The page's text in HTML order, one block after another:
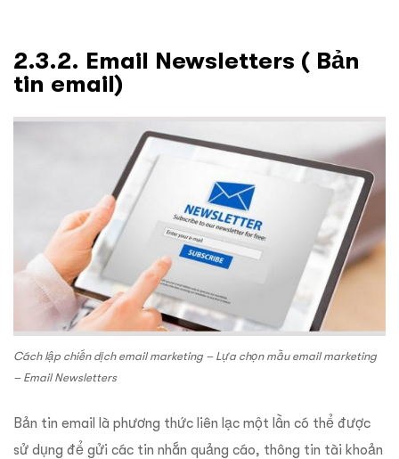
2.3.2. Email Newsletters ( Bản
tin email)
Cách lập chiến dịch email marketing – Lựa chọn mẫu email marketing
– Email Newsletters
Bản tin email là phương thức liên lạc một lần có thể được
sử dụng để gửi các tin nhắn quảng cáo, thông tin tài khoản